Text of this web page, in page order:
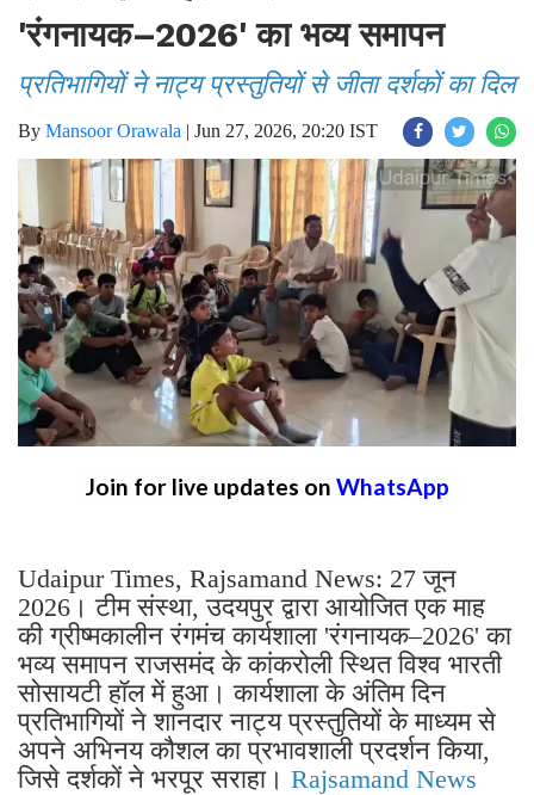
'रंगनायक–2026' का भव्य समापन
प्रतिभागियों ने नाट्य प्रस्तुतियों से जीता दर्शकों का दिल
By Mansoor Orawala | Jun 27, 2026, 20:20 IST
Join for live updates on WhatsApp
Udaipur Times, Rajsamand News: 27 जून
2026। टीम संस्था, उदयपुर द्वारा आयोजित एक माह
की ग्रीष्मकालीन रंगमंच कार्यशाला 'रंगनायक–2026' का
भव्य समापन राजसमंद के कांकरोली स्थित विश्व भारती
सोसायटी हॉल में हुआ। कार्यशाला के अंतिम दिन
प्रतिभागियों ने शानदार नाट्य प्रस्तुतियों के माध्यम से
अपने अभिनय कौशल का प्रभावशाली प्रदर्शन किया,
जिसे दर्शकों ने भरपूर सराहा। Rajsamand News